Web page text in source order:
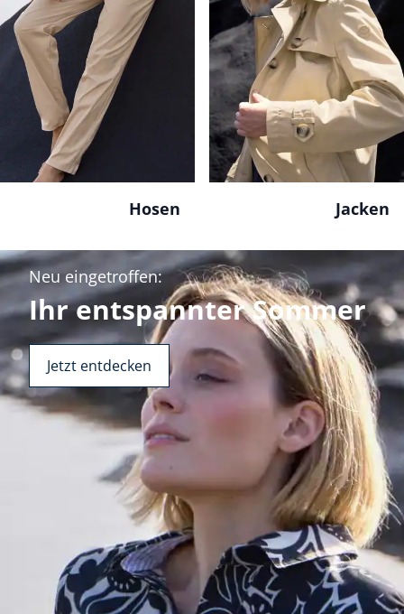
Hosen Jacken
Bildverlinkung
Neu eingetroffen:
Ihr entspannter Sommer
Jetzt entdecken